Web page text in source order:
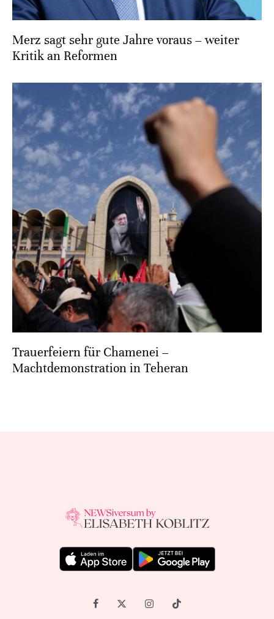
Merz sagt sehr gute Jahre voraus – weiter
Kritik an Reformen
Trauerfeiern für Chamenei –
Machtdemonstration in Teheran